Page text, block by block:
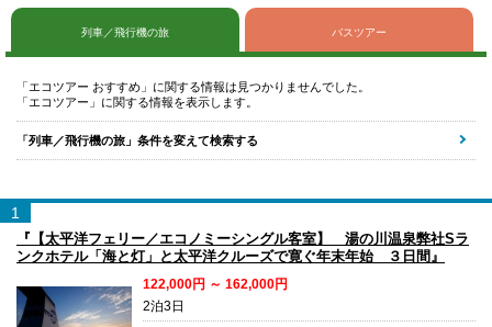
列車／飛行機の旅 バスツアー
「エコツアー おすすめ」に関する情報は見つかりませんでした。
「エコツアー」に関する情報を表示します。
「列車／飛行機の旅」条件を変えて検索する
1
『【太平洋フェリー／エコノミーシングル客室】 湯の川温泉弊社Sラ
ンクホテル「海と灯」と太平洋クルーズで寛ぐ年末年始 ３日間』
122,000円 ～ 162,000円
2泊3日